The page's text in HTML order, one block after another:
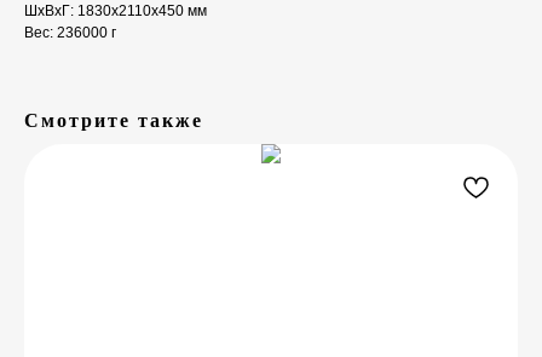
ШxВxГ: 1830x2110x450 мм
Вес: 236000 г
Смотрите также